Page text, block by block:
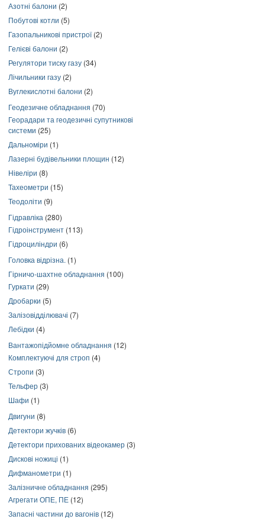
Азотні балони (2)
Побутові котли (5)
Газопальникові пристрої(2)
Гелієві балони (2)
Регулятори тиску газу (34)
Лічильники газу (2)
Вуглекислотні балони (2)
Геодезичне обладнання (70)
Георадари та геодезичні супутникові
системи (25)
Дальноміри (1)
Лазерні будівельники площин (12)
Нівеліри (8)
Тахеометри (15)
Теодоліти (9)
Гідравліка (280)
Гідроінструмент (113)
Гідроциліндри (6)
Головка відрізна. (1)
Гірничо-шахтне обладнання (100)
Гуркати (29)
Дробарки (5)
Залізовідділювачі (7)
Лебідки (4)
Вантажопідйомне обладнання (12)
Комплектуючі для строп (4)
Стропи (3)
Тельфер (3)
Шафи (1)
Двигуни (8)
Детектори жучків (6)
Детектори прихованих відеокамер (3)
Дискові ножиці (1)
Дифманометри (1)
Залізничне обладнання (295)
Агрегати ОПЕ, ПЕ (12)
Запасні частини до вагонів (12)